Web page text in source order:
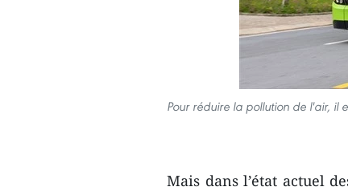
Pour réduire la pollution de l'air, il
Mais dans l’état actuel